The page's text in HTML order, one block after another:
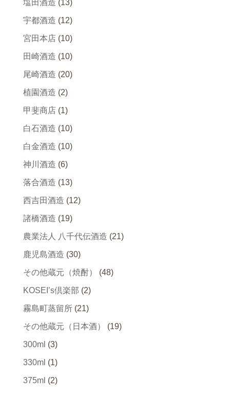
塩田酒造 (13)
宇都酒造 (12)
宮田本店 (10)
田崎酒造 (10)
尾崎酒造 (20)
植園酒造 (2)
甲斐商店 (1)
白石酒造 (10)
白金酒造 (10)
神川酒造 (6)
落合酒造 (13)
西吉田酒造 (12)
諸橋酒造 (19)
農業法人 八千代伝酒造 (21)
鹿児島酒造 (30)
その他蔵元（焼酎） (48)
KOSEI’s倶楽部 (2)
霧島町蒸留所 (21)
その他蔵元（日本酒） (19)
300ml (3)
330ml (1)
375ml (2)